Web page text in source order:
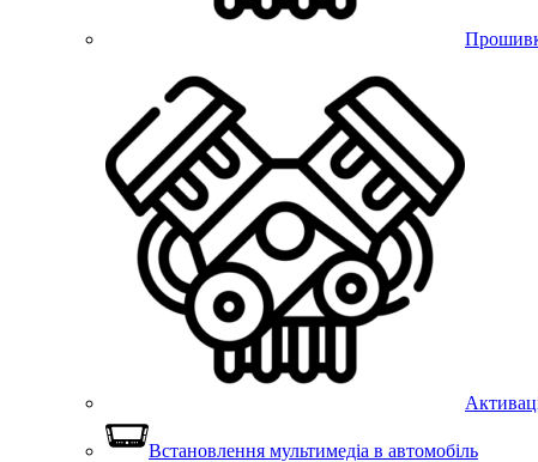
Встановлення мультимедіа в автомобіль